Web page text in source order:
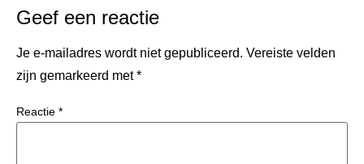
Geef een reactie
Je e-mailadres wordt niet gepubliceerd. Vereiste velden
zijn gemarkeerd met*
Reactie *